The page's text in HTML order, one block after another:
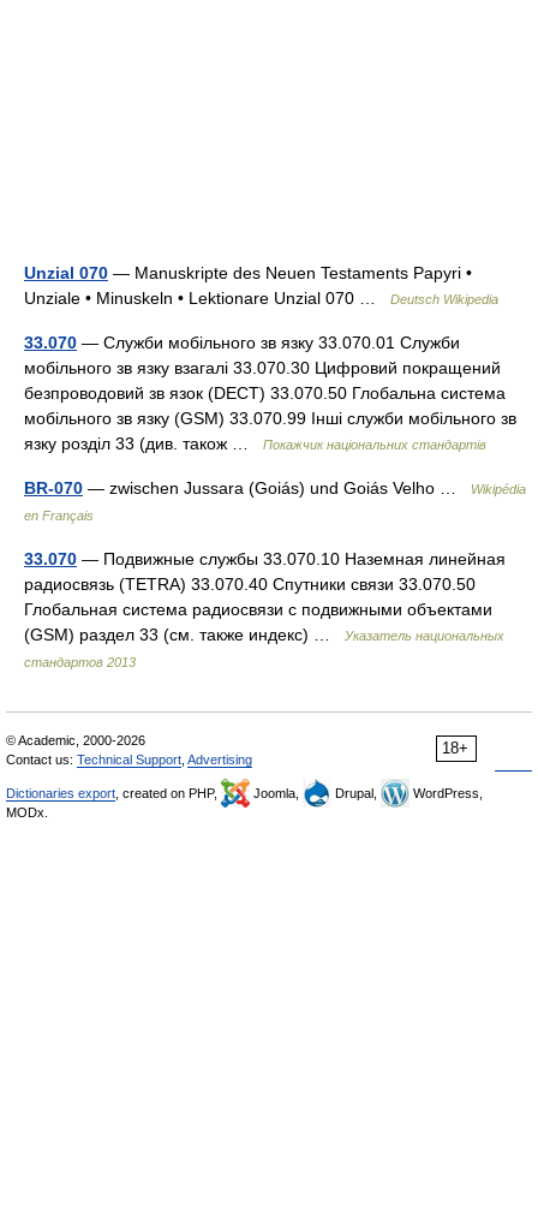
Unzial 070 — Manuskripte des Neuen Testaments Papyri •
Unziale • Minuskeln • Lektionare Unzial 070 …
Deutsch Wikipedia
33.070 — Служби мобільного зв язку 33.070.01 Служби
мобільного зв язку взагалі 33.070.30 Цифровий покращений
безпроводовий зв язок (DECT) 33.070.50 Глобальна система
мобільного зв язку (GSM) 33.070.99 Інші служби мобільного зв
язку розділ 33 (див. також …
Покажчик національних стандартів
BR-070 — zwischen Jussara (Goiás) und Goiás Velho …
Wikipédia
en Français
33.070 — Подвижные службы 33.070.10 Наземная линейная
радиосвязь (TETRA) 33.070.40 Спутники связи 33.070.50
Глобальная система радиосвязи с подвижными объектами
(GSM) раздел 33 (см. также индекс) …
Указатель национальных
стандартов 2013
18+
© Academic, 2000-2026
Contact us: Technical Support Advertising
Dictionaries export , created on PHP, Joomla, Drupal,
WordPress,
MODx.